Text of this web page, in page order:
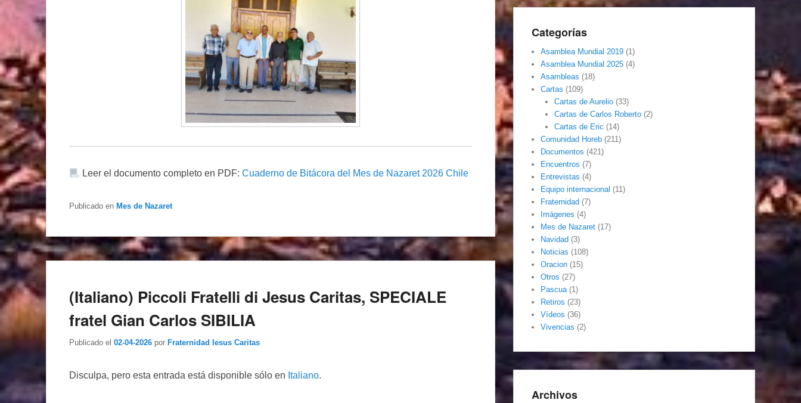
Leer el documento completo en PDF:Cuaderno de Bitácora del Mes de Nazaret 2026 Chile
Publicado en Mes de Nazaret
(Italiano) Piccoli Fratelli di Jesus Caritas, SPECIALE
fratel Gian Carlos SIBILIA
Publicado el 02-04-2026 por Fraternidad Iesus Caritas
Disculpa, pero esta entrada está disponible sólo en Italiano.
Categorías
Asamblea Mundial 2019 (1)
Asamblea Mundial 2025 (4)
Asambleas (18)
Cartas (109)
Cartas de Aurelio(33)
Cartas de Carlos Roberto(2)
Cartas de Eric (14)
Comunidad Horeb (211)
Documentos (421)
Encuentros (7)
Entrevistas (4)
Equipo internacional (11)
Fraternidad (7)
Imágenes (4)
Mes de Nazaret (17)
Navidad (3)
Noticias (108)
Oracion (15)
Otros (27)
Pascua(1)
Retiros (23)
Vídeos (36)
Vivencias (2)
Archivos